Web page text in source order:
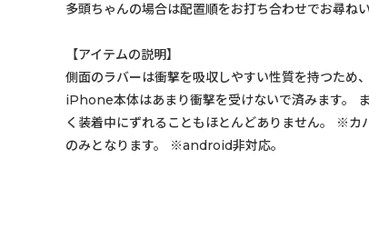
多頭ちゃんの場合は配置順をお打ち合わせでお尋ねい
【アイテムの説明】
側面のラバーは衝撃を吸収しやすい性質を持つため
iPhone本体はあまり衝撃を受けないで済みます。
く装着中にずれることもほとんどありません。 ※カ
のみとなります。 ※android非対応。